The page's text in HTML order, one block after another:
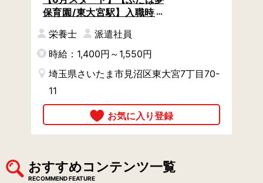
保育園/東大宮駅】入職時期
でWLBよし◎ / 食育に力を
入れている保育園
栄養士
派遣社員
時給：1,400円～1,550円
埼玉県さいたま市見沼区東大宮7丁目70-
11
おすすめコンテンツ一覧
RECOMMEND FEATURE